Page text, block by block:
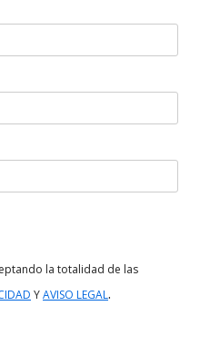
la totalidad de las
YAVISO LEGAL.